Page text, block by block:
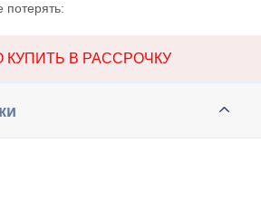
потерять:
В РАССРОЧКУ